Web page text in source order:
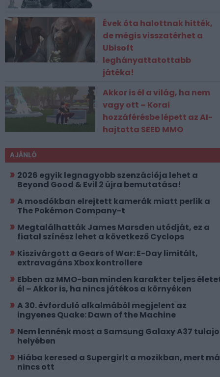
Évek óta halottnak hitték,
de mégis visszatérhet a
Ubisoft
leghányattatottabb
játéka!
Akkor is él a világ, ha nem
vagy ott – Korai
hozzáférésbe lépett az AI-
hajtotta SEED MMO
AJÁNLÓ
2026 egyik legnagyobb szenzációja lehet a
Beyond Good & Evil 2 újra bemutatása!
A mosdókban elrejtett kamerák miatt perlik a
The Pokémon Company-t
Megtalálhatták James Marsden utódját, ez a
fiatal színész lehet a következő Cyclops
Kiszivárgott a Gears of War: E-Day limitált,
extravagáns Xbox kontrollere
Ebben az MMO-ban minden karakter teljes
él – Akkor is, ha nincs játékos a környéken
A 30. évforduló alkalmából megjelent az
ingyenes Quake: Dawn of the Machine
Nem lennénk most a Samsung Galaxy A37
helyében
Hiába keresed a Supergirlt a mozikban, mert
nincs ott